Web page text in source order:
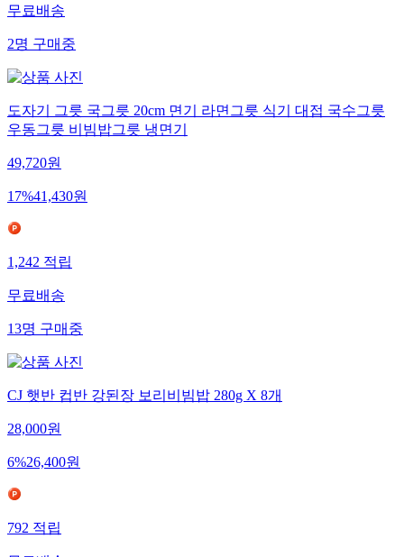
무료배송
2명구매중
도자기 그릇 국그릇 20cm 면기 라면그릇 식기 대접 국수그릇
우동그릇 비빔밥그릇 냉면기
49,720원
17%41,430원
1,242적립
무료배송
13명구매중
CJ 햇반 컵반 강된장 보리비빔밥 280g X 8개
28,000원
6%26,400원
792적립